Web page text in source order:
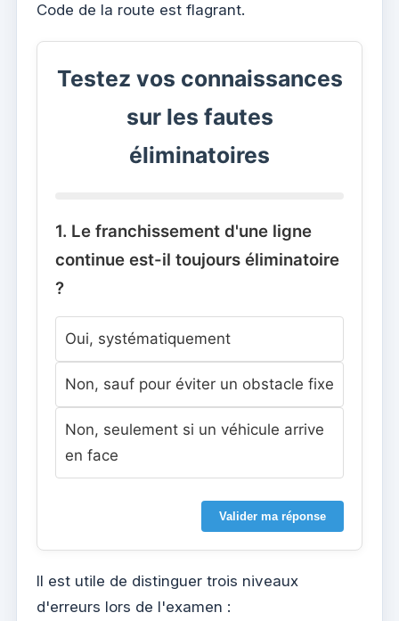
Code de la route est flagrant.
Testez vos connaissances
sur les fautes
éliminatoires
1. Le franchissement d'une ligne
continue est-il toujours éliminatoire
?
Oui, systématiquement
Non, sauf pour éviter un obstacle fixe
Non, seulement si un véhicule arrive
en face
Valider ma réponse
Il est utile de distinguer trois niveaux
d'erreurs lors de l'examen :